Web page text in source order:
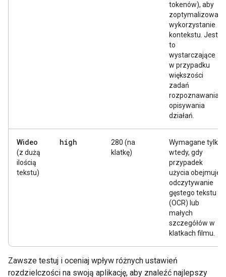
tokenów), aby
zoptymalizować
wykorzystanie
kontekstu. Jest
to
wystarczające
w przypadku
większości
zadań
rozpoznawania i
opisywania
działań.
Wideo
(z dużą
ilością
tekstu)
high
280 (na
klatkę)
Wymagane tylko
wtedy, gdy
przypadek
użycia obejmuje
odczytywanie
gęstego tekstu
(OCR) lub
małych
szczegółów w
klatkach filmu.
Zawsze testuj i oceniaj wpływ różnych ustawień
rozdzielczości na swoją aplikację, aby znaleźć najlepszy